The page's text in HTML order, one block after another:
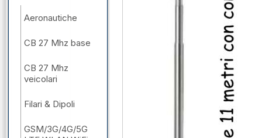
Aeronautiche
CB 27 Mhz base
CB 27 Mhz
veicolari
Filari & Dipoli
GSM/3G/4G/5G